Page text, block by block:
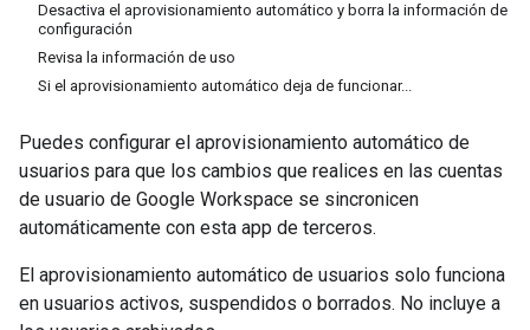
Desactiva el aprovisionamiento automático y borra la información de
configuración
Revisa la información de uso
Si el aprovisionamiento automático deja de funcionar...
Puedes configurar el aprovisionamiento automático de
usuarios para que los cambios que realices en las cuentas
de usuario de Google Workspace se sincronicen
automáticamente con esta app de terceros.
El aprovisionamiento automático de usuarios solo funciona
en usuarios activos, suspendidos o borrados. No incluye a